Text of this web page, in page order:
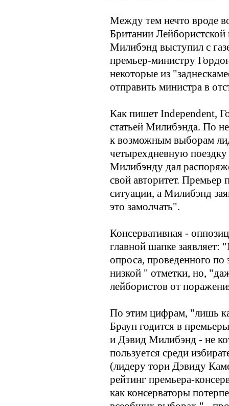
Между тем нечто вроде
Британии
Милибэнд выступил с
премьер-министру
некоторые из
отправить министра в
Как пишет Independent,
статьей Милибэнда. По
к возможным выборам
четырехдневную
Милибэнду дал
свой авторитет. Премьер
ситуации, а Милибэнд
это замолчать".
Консервативная -
главной шапке заявляет:
опроса, проведенного по
низкой " отметки, но,
лейбористов от
По этим цифрам, "лишь
Браун годится в
и Дэвид Милибэнд - не
пользуется среди
(лидеру тори Дэвиду
рейтинг премьера-
как консерваторы